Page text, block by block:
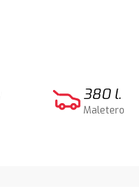
380 l.
Maletero